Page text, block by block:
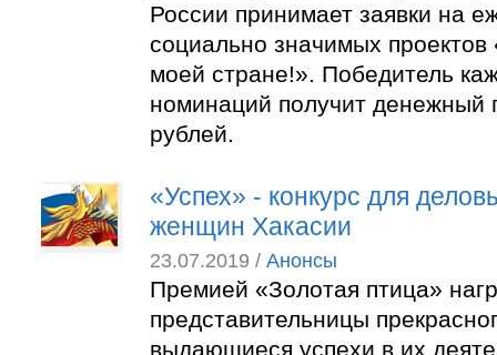
России принимает заявки на
социально значимых
моей стране!». Победитель
номинаций получит денежный
рублей.
«Успех» - конкурс для
женщин Хакасии
23.07.2019 / Анонсы
Премией «Золотая птица»
представительницы
выдающиеся успехи в их